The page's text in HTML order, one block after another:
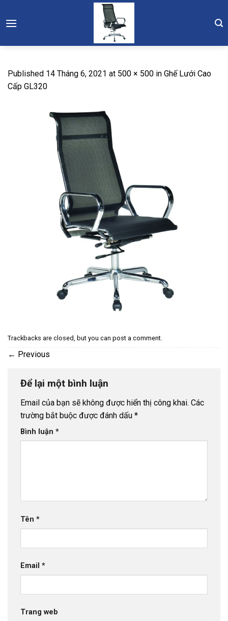
to
Published 14 Tháng 6, 2021 at 500 × 500 in Ghế Lưới Cao
Cấp GL320
Trackbacks are closed, but you can post a comment.
← Previous
Để lại một bình luận
Email của bạn sẽ không được hiển thị công khai. Các
trường bắt buộc được đánh dấu *
Bình luận *
Tên *
Email *
Trang web